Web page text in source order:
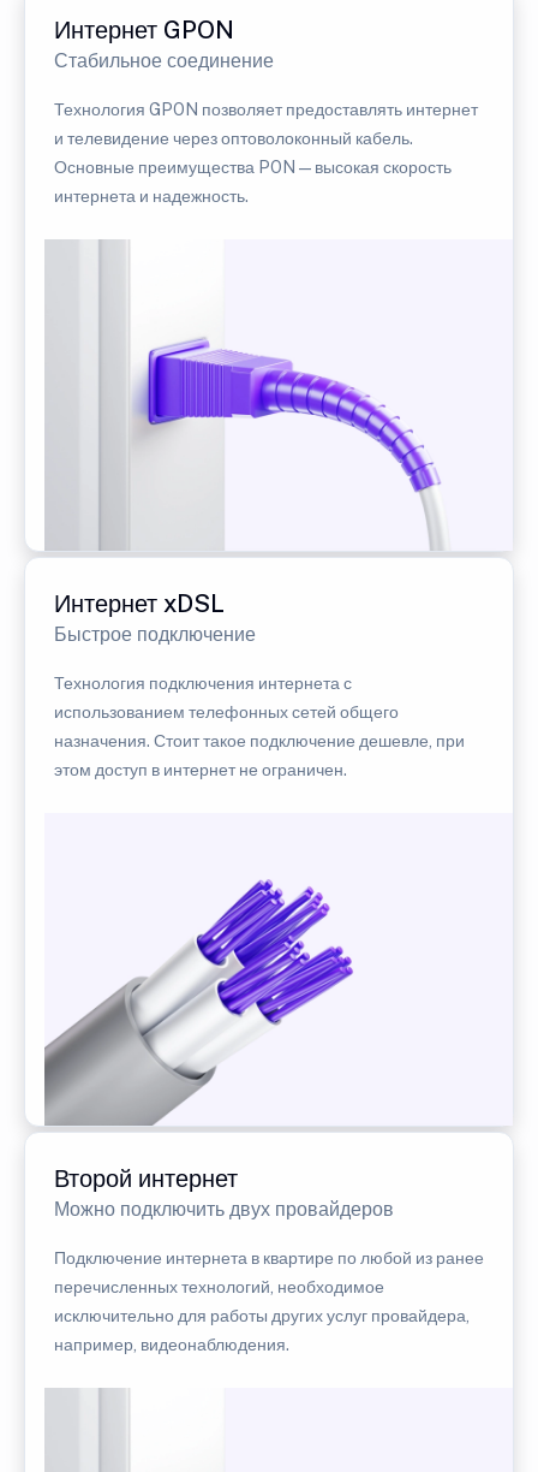
Интернет GPON
Стабильное соединение
Технология GPON позволяет предоставлять интернет
и телевидение через оптоволоконный кабель.
Основные преимущества PON — высокая скорость
интернета и надежность.
Интернет xDSL
Быстрое подключение
Технология подключения интернета с
использованием телефонных сетей общего
назначения. Стоит такое подключение дешевле, при
этом доступ в интернет не ограничен.
Второй интернет
Можно подключить двух провайдеров
Подключение интернета в квартире по любой из ранее
перечисленных технологий, необходимое
исключительно для работы других услуг провайдера,
например, видеонаблюдения.